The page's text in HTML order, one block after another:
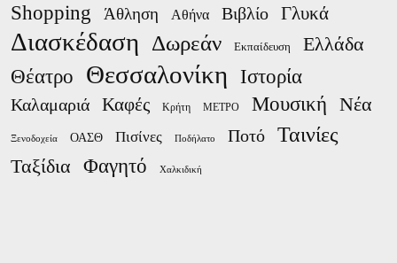
Shopping Άθληση Αθήνα Βιβλίο Γλυκά
Διασκέδαση Δωρεάν Εκπαίδευση
Ελλάδα
Θέατρο
Θεσσαλονίκη Ιστορία
Καλαμαριά Καφές Κρήτη ΜΕΤΡΟ Μουσική Νέα
Ξενοδοχεία ΟΑΣΘ Πισίνες Ποδήλατο Ποτό Ταινίες
Ταξίδια Φαγητό Χαλκιδική